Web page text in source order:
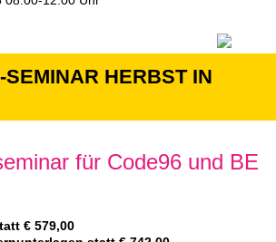
SEMINAR HERBST IN
für Code96 und BE
€ 579,00